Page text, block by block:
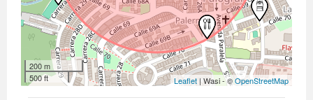
200 m
500 ft
Leaflet | Wasi - ©OpenStreetMap